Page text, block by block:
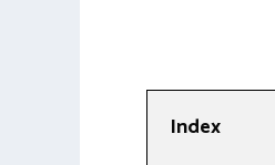
Index